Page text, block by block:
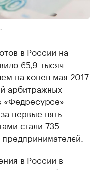
в России на
65,9 тысяч
на конец мая 2017
арбитражных
«Федресурсе»
первые пять
стали 735
в России в